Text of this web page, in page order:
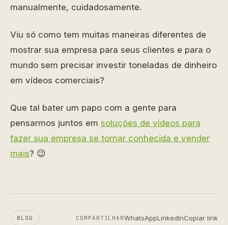
manualmente, cuidadosamente.
Viu só como tem muitas maneiras diferentes de
mostrar sua empresa para seus clientes e para o
mundo sem precisar investir toneladas de dinheiro
em vídeos comerciais?
Que tal bater um papo com a gente para
pensarmos juntos em soluções de vídeos para
fazer sua empresa se tornar conhecida e vender
mais? 😉
BLOG COMPARTILHARWhatsAppLinkedInCopiar link